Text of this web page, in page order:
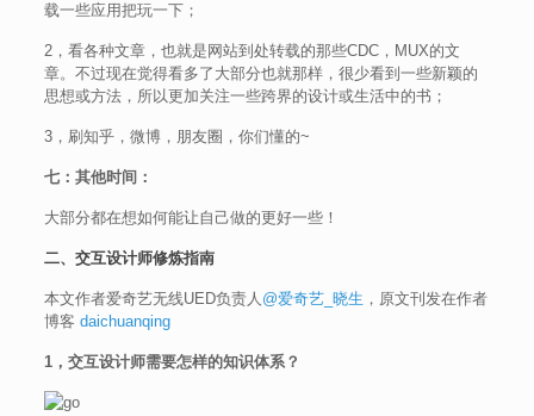
载一些应用把玩一下；
2，看各种文章，也就是网站到处转载的那些CDC，MUX的文
章。不过现在觉得看多了大部分也就那样，很少看到一些新颖的
思想或方法，所以更加关注一些跨界的设计或生活中的书；
3，刷知乎，微博，朋友圈，你们懂的~
七：其他时间：
大部分都在想如何能让自己做的更好一些！
二、交互设计师修炼指南
本文作者爱奇艺无线UED负责人 @爱奇艺_晓生 ，原文刊发在作者
博客 daichuanqing
1，交互设计师需要怎样的知识体系？